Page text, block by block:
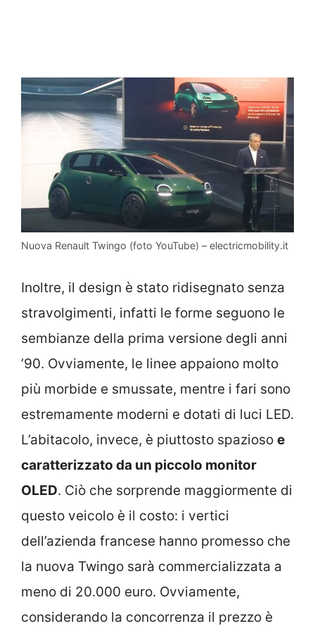
Nuova Renault Twingo (foto YouTube) – electricmobility.it
Inoltre, il design è stato ridisegnato senza
stravolgimenti, infatti le forme seguono le
sembianze della prima versione degli anni
’90. Ovviamente, le linee appaiono molto
più morbide e smussate, mentre i fari sono
estremamente moderni e dotati di luci LED.
L’abitacolo, invece, è piuttosto spazioso e
caratterizzato da un piccolo monitor
OLED. Ciò che sorprende maggiormente di
questo veicolo è il costo: i vertici
dell’azienda francese hanno promesso che
la nuova Twingo sarà commercializzata a
meno di 20.000 euro. Ovviamente,
considerando la concorrenza il prezzo è